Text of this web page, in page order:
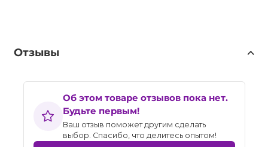
Отзывы
Об этом товаре отзывов пока нет.
Будьте первым!
Ваш отзыв поможет другим сделать
выбор. Спасибо, что делитесь опытом!